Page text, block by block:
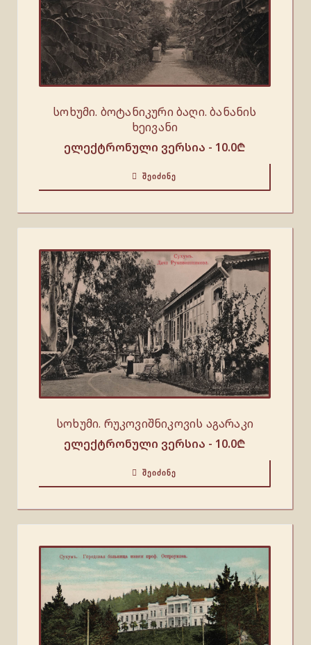
სოხუმი. ბოტანიკური ბაღი. ბანანის
ხეივანი
ელექტრონული ვერსია - 10.0₾
ᲨᲔᲘᲫᲘᲜᲔ
სოხუმი. რუკოვიშნიკოვის აგარაკი
ელექტრონული ვერსია - 10.0₾
ᲨᲔᲘᲫᲘᲜᲔ